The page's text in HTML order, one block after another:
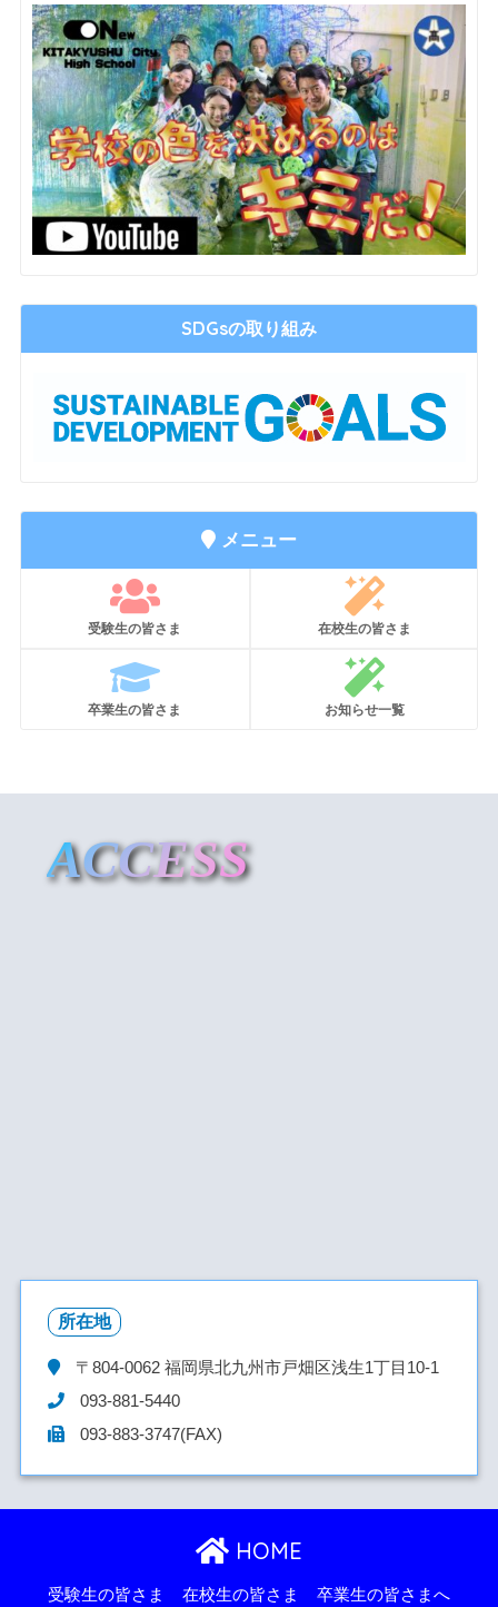
SDGsの取り組み
メニュー
受験生の皆さま 在校生の皆さま
卒業生の皆さま お知らせ一覧
ACCESS
所在地
〒804-0062福岡県北九州市戸畑区浅生1丁目10-1
093-881-5440
093-883-3747(FAX)
HOME
受験生の皆さま 在校生の皆さま 卒業生の皆さまへ